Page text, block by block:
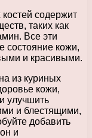
содержит
таких как
Все эти
состояние кожи,
и красивыми.
из куриных
кожи,
улучшить
и блестящими,
добавить
и